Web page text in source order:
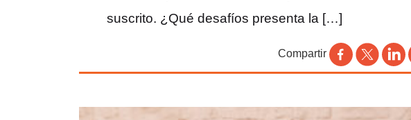
suscrito. ¿Qué desafíos presenta la […]
Compartir